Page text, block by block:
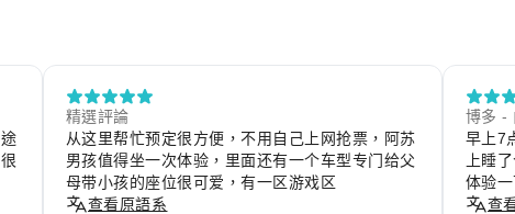
精選評論
从这里帮忙预定很方便，不用自己上网抢票，阿苏
男孩值得坐一次体验，里面还有一个车型专门给父
母带小孩的座位很可爱，有一区游戏区
查看原語系
博多 -
早上7
上睡
体验
查